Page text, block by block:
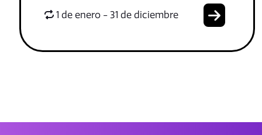
1 de enero - 31 de diciembre